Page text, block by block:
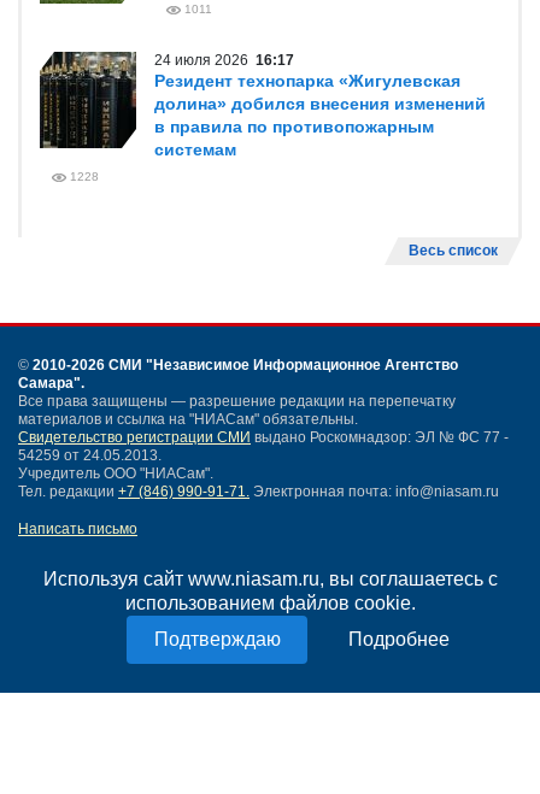
Используя сайт www.niasam.ru, вы соглашаетесь с
использованием файлов cookie.
Подробнее
1011
24 июля 2026 16:17
Резидент технопарка «Жигулевская
долина» добился внесения изменений
в правила по противопожарным
системам
1228
Весь список
© 2010-2026 СМИ "Независимое Информационное Агентство
Самара".
Все права защищены — разрешение редакции на перепечатку
материалов и ссылка на "НИАСам" обязательны.
Свидетельство регистрации СМИ выдано Роскомнадзор: ЭЛ № ФС 77 -
54259 от 24.05.2013.
Учредитель ООО "НИАСам".
Тел. редакции +7 (846) 990-91-71. Электронная почта: info@niasam.ru
Написать письмо
Нашли ошибку?
Политика конфиденциальности